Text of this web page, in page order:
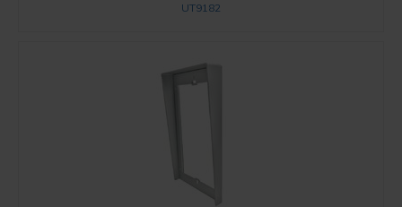
UT9182